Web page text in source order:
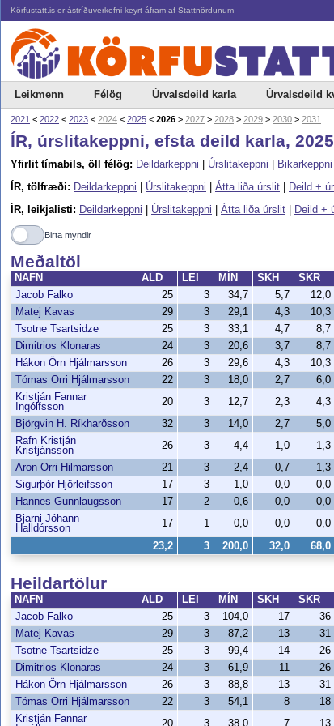
Körfustatt.is er ástríðuverkefni keyrt áfram af Stattnördunum
Leikmenn Félög Úrvalsdeild karla Úrvalsdeild
2021 < 2022 < 2023 < 2024 < 2025 < 2026 > 2027 > 2028 > 2029 > 2030 > 2031
ÍR, úrslitakeppni, efsta deild karla,
Yfirlit tímabils, öll félög: Deildarkeppni Úrslitakeppni
Bikarkeppni
ÍR, tölfræði: Deildarkeppni Úrslitakeppni Átta liða úrslit
Deild +
ÍR, leikjalisti: Deildarkeppni Úrslitakeppni Átta liða úrslit Deild +
Birta myndir
Heildartölur
NAFN ALD LEI MÍN SKH SKR
Jacob Falko
25 3 104,0 17 36
Matej Kavas
29 3 87,2 13 31
Tsotne Tsartsidze
25 3 99,4 14 26
Dimitrios Klonaras
24 3 61,9 11 26
Hákon Örn Hjálmarsson
26 3 88,8 13 31
Tómas Orri Hjálmarsson
22 3 54,1 8 18
Kristján Fannar
20 3 38,0 7 13
Meðaltöl
NAFN ALD LEI MÍN SKH SKR
Jacob Falko
25 3 34,7 5,7 12,0
Matej Kavas
29 3 29,1 4,3 10,3
Tsotne Tsartsidze
25 3 33,1 4,7 8,7
Dimitrios Klonaras
24 3 20,6 3,7 8,7
Hákon Örn Hjálmarsson
26 3 29,6 4,3 10,3
Tómas Orri Hjálmarsson
22 3 18,0 2,7 6,0
Kristján Fannar
Ingólfsson
20 3 12,7 2,3 4,3
Björgvin H. Ríkharðsson
32 3 14,0 2,7 5,0
Rafn Kristján
Kristjánsson
26 3 4,4 1,0 1,3
Aron Orri Hilmarsson
21 3 2,4 0,7 1,3
Sigurþór Hjörleifsson
17 3 1,0 0,0 0,0
Hannes Gunnlaugsson
17 2 0,6 0,0 0,0
Bjarni Jóhann
Halldórsson
17 1 0,0 0,0 0,0
23,2 3 200,0 32,0 68,0